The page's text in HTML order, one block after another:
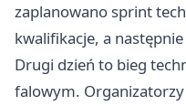
zaplanowano sprint
kwalifikacje, a
Drugi dzień to bieg
falowym.